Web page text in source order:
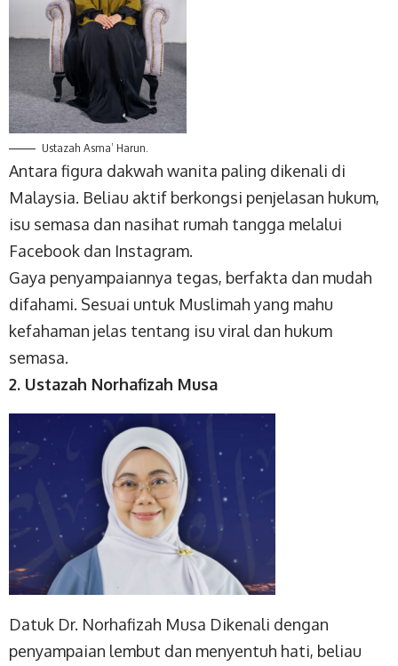
Ustazah Asma’ Harun.
Antara figura dakwah wanita paling dikenali di
Malaysia. Beliau aktif berkongsi penjelasan hukum,
isu semasa dan nasihat rumah tangga melalui
Facebook dan Instagram.
Gaya penyampaiannya tegas, berfakta dan mudah
difahami. Sesuai untuk Muslimah yang mahu
kefahaman jelas tentang isu viral dan hukum
semasa.
2. Ustazah Norhafizah Musa
Datuk Dr. Norhafizah Musa Dikenali dengan
penyampaian lembut dan menyentuh hati, beliau